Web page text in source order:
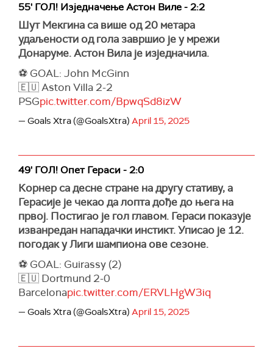
55' ГОЛ! Изједначење Астон Виле - 2:2
Шут Мекгина са више од 20 метара
удаљености од гола завршио је у мрежи
Донаруме. Астон Вила је изједначила.
⚽️ GOAL: John McGinn
🇪🇺 Aston Villa 2-2
PSGpic.twitter.com/BpwqSd8izW
— Goals Xtra (@GoalsXtra) April 15, 2025
49' ГОЛ! Опет Гераси - 2:0
Корнер са десне стране на другу стативу, а
Герасије је чекао да лопта дође до њега на
првој. Постигао је гол главом. Гераси показује
изванредан нападачки инстикт. Уписао је 12.
погодак у Лиги шампиона ове сезоне.
⚽️ GOAL: Guirassy (2)
🇪🇺 Dortmund 2-0
Barcelonapic.twitter.com/ERVLHgW3iq
— Goals Xtra (@GoalsXtra) April 15, 2025